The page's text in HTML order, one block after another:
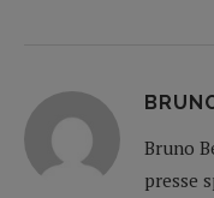
Bruno
presse